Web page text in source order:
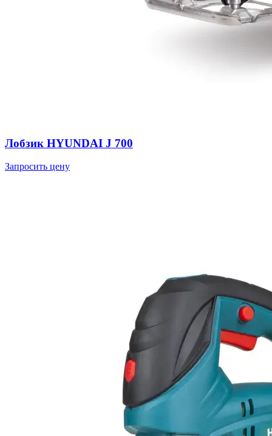
Лобзик HYUNDAI J 700
Запросить цену